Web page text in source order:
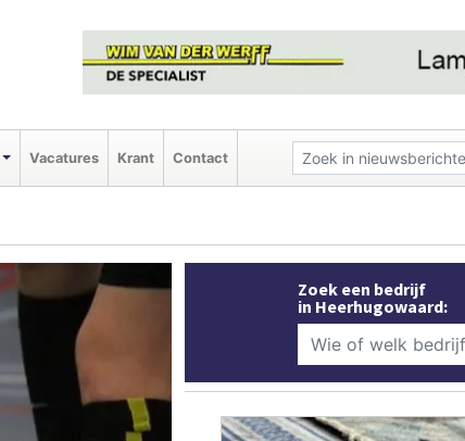
Vacatures Krant Contact
Zoek een bedrijf
in Heerhugowaard: